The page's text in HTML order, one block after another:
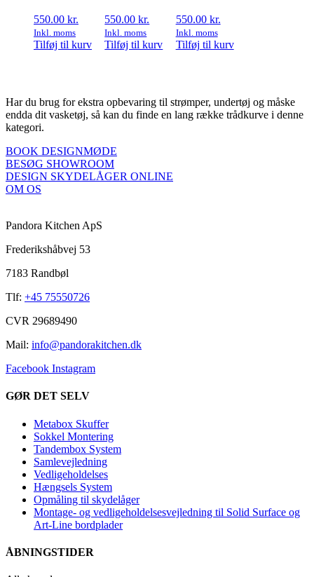
550.00 kr.
Inkl. moms
Tilføj til kurv
550.00kr.
Inkl. moms
Tilføj til kurv
550.00 kr.
Inkl. moms
Tilføj til kurv
Har du brug for ekstra opbevaring til strømper, undertøj og måske
endda dit vasketøj, så kan du finde en lang række trådkurve i denne
kategori.
BOOK DESIGNMØDE
BESØG SHOWROOM
DESIGN SKYDELÅGER ONLINE
OM OS
Pandora Kitchen ApS
Frederikshåbvej 53
7183 Randbøl
Tlf: +45 75550726
CVR 29689490
Mail: info@pandorakitchen.dk
Facebook Instagram
GØR DET SELV
Metabox Skuffer
Sokkel Montering
Tandembox System
Samlevejledning
Vedligeholdelses
Hængsels System
Opmåling til skydelåger
Montage- og vedligeholdelsesvejledning til Solid Surface og
Art-Line bordplader
ÅBNINGSTIDER